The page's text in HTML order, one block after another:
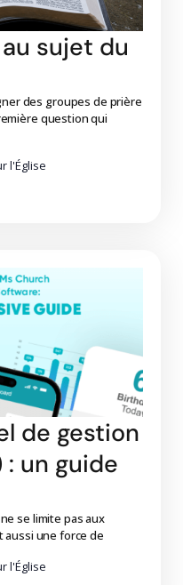
sujet du
des groupes de prière
question qui
l'Église
de gestion
: un guide
se limite pas aux
aussi une force de
l'Église